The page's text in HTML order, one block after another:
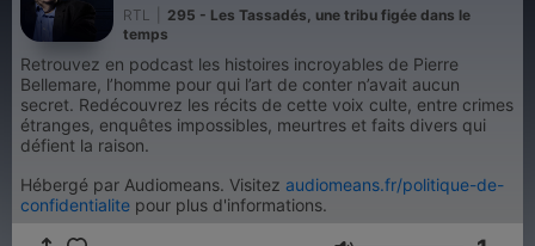
RTL
295 - Les Tassadés, une tribu figée dans le
temps
Retrouvez en podcast les histoires incroyables de Pierre
Bellemare, l’homme pour qui l’art de conter n’avait aucun
secret. Redécouvrez les récits de cette voix culte, entre crimes
étranges, enquêtes impossibles, meurtres et faits divers qui
défient la raison.
Hébergé par Audiomeans. Visitez audiomeans.fr/politique-de-
confidentialite pour plus d'informations.